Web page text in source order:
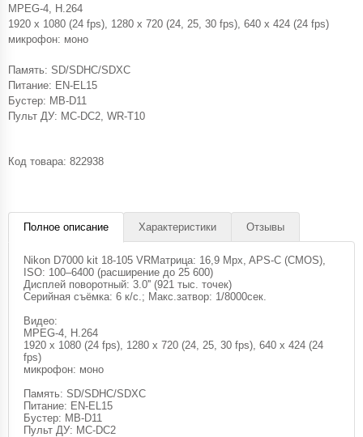
MPEG-4, H.264
1920 x 1080 (24 fps), 1280 x 720 (24, 25, 30 fps), 640 x 424 (24 fps)
микрофон: моно
Память: SD/SDHC/SDXC
Питание: EN-EL15
Бустер: MB-D11
Пульт ДУ: MC-DC2, WR-T10
Код товара: 822938
Полное описание Характеристики Отзывы
Nikon D7000 kit 18-105 VRМатрица: 16,9 Mpx, APS-C (CMOS),
ISO: 100–6400 (расширение до 25 600)
Дисплей поворотный: 3.0'' (921 тыс. точек)
Серийная съёмка: 6 к/с.; Макс.затвор: 1/8000сек.
Видео:
MPEG-4, H.264
1920 x 1080 (24 fps), 1280 x 720 (24, 25, 30 fps), 640 x 424 (24
fps)
микрофон: моно
Память: SD/SDHC/SDXC
Питание: EN-EL15
Бустер: MB-D11
Пульт ДУ: MC-DC2